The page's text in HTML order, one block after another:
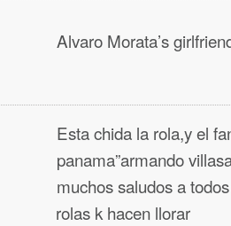
Alvaro Morata’s
Esta chida la rola,y el
panama”armando
muchos saludos a
rolas k hacen llorar